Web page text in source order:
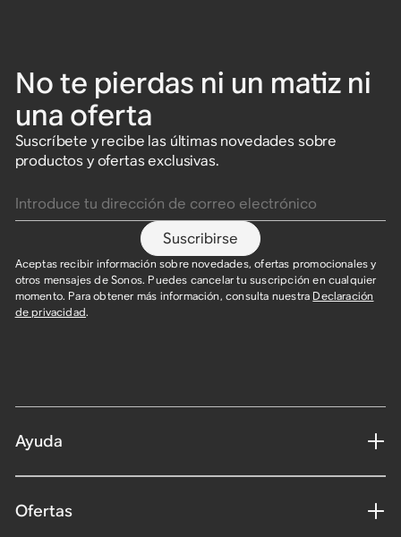
No te pierdas ni un matiz ni
una oferta
Suscríbete y recibe las últimas novedades sobre
productos y ofertas exclusivas.
Suscribirse
Aceptas recibir información sobre novedades, ofertas promocionales y
otros mensajes de Sonos. Puedes cancelar tu suscripción en cualquier
momento. Para obtener más información, consulta nuestra Declaración
de privacidad.
Ayuda
Ofertas